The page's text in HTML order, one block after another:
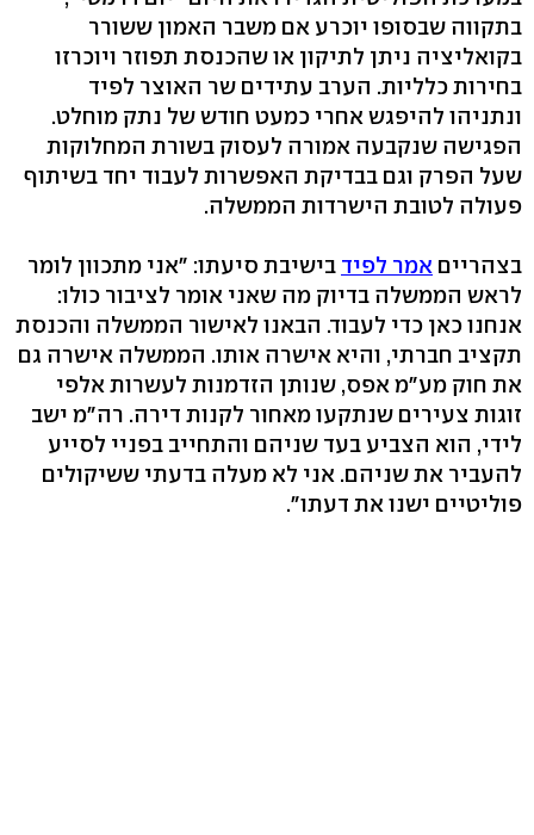
בתקווה שבסופו יוכרע אם משבר האמון ששורר
בקואליציה ניתן לתיקון או שהכנסת תפוזר ויוכרזו
בחירות כלליות. הערב עתידים שר האוצר לפיד
ונתניהו להיפגש אחרי כמעט חודש של נתק מוחלט.
הפגישה שנקבעה אמורה לעסוק בשורת המחלוקות
שעל הפרק וגם בבדיקת האפשרות לעבוד יחד בשיתוף
פעולה לטובת הישרדות הממשלה.
בצהריים אמר לפיד בישיבת סיעתו: "אני מתכוון לומר
לראש הממשלה בדיוק מה שאני אומר לציבור כולו:
אנחנו כאן כדי לעבוד. הבאנו לאישור הממשלה והכנסת
תקציב חברתי, והיא אישרה אותו. הממשלה אישרה גם
את חוק מע"מ אפס, שנותן הזדמנות לעשרות אלפי
זוגות צעירים שנתקעו מאחור לקנות דירה. רה"מ ישב
לידי, הוא הצביע בעד שניהם והתחייב בפניי לסייע
להעביר את שניהם. אני לא מעלה בדעתי ששיקולים
פוליטיים ישנו את דעתו".